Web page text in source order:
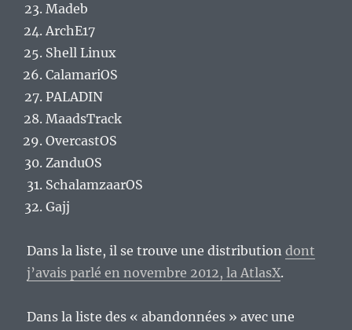
Madeb
ArchE17
Shell Linux
CalamariOS
PALADIN
MaadsTrack
OvercastOS
ZanduOS
SchalamzaarOS
Gajj
Dans la liste, il se trouve une distributiondont
j’avais parlé en novembre 2012, la AtlasX.
Dans la liste des « abandonnées » avec une